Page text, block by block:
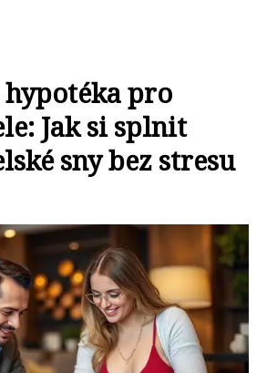
pro
Jak si splnit
sny bez stresu